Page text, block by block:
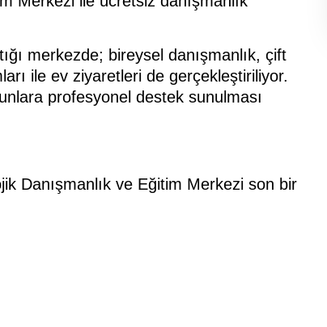
merkezde; bireysel danışmanlık, çift
ile ev ziyaretleri de gerçekleştiriliyor.
profesyonel destek sunulması
Danışmanlık ve Eğitim Merkezi son bir